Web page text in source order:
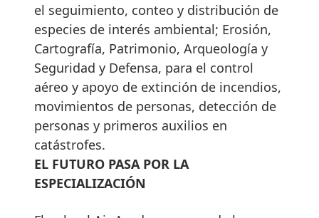
el seguimiento, conteo y distribución de
especies de interés ambiental; Erosión,
Cartografía, Patrimonio, Arqueología y
Seguridad y Defensa, para el control
aéreo y apoyo de extinción de incendios,
movimientos de personas, detección de
personas y primeros auxilios en
catástrofes.
EL FUTURO PASA POR LA
ESPECIALIZACIÓN